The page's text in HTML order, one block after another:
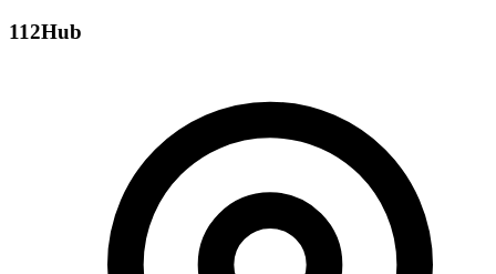
112Hub